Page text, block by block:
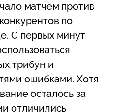
матчем против
по
С первых минут
трибун и
ошибками. Хотя
осталось за
отличились